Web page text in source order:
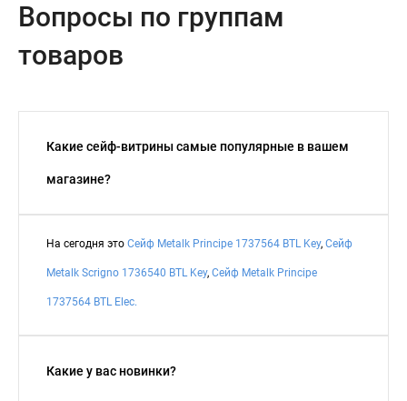
Вопросы по группам
товаров
Какие сейф-витрины самые популярные в вашем
магазине?
На сегодня это Сейф Metalk Principe 1737564 BTL Key, Сейф
Metalk Scrigno 1736540 BTL Key, Сейф Metalk Principe
1737564 BTL Elec.
Какие у вас новинки?